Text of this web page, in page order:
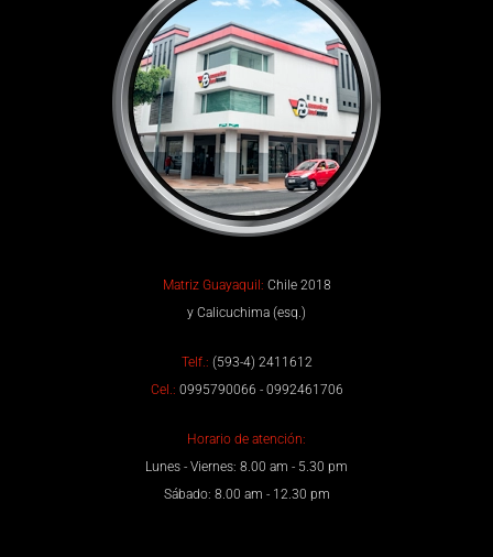
Matriz Guayaquil: Chile 2018
y Calicuchima (esq.)
Telf.: (593-4) 2411612
Cel.: 0995790066 - 0992461706
Horario de atención:
Lunes - Viernes: 8.00 am - 5.30 pm
Sábado: 8.00 am - 12.30 pm